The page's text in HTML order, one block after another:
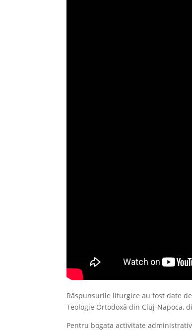
Răspunsurile liturgice au fost date
Teologie Ortodoxă din Cluj-Napoca,
Pentru bogata activitate